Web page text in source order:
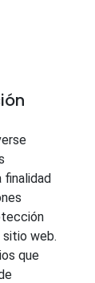
finalidad
web.
que